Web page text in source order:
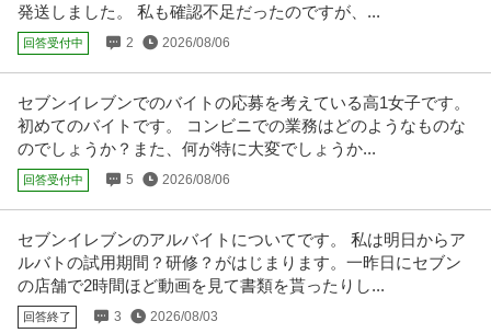
法人営業 ／ 「新規事業「ウォレッチョ」セールスリーダー職」－
提案の幅が広く介在価値の高い営業－
株式会社スコープ
年収500万円〜700万円
【職種】営業＞法人営業 【業種】IT・インターネット＞ソフトウエア ※会員
属性などに応じ、当該求人
…続きを見る
庭用・業務用ゲーム／NTTドコモのグループ企業
株式会社ジーン
新着 自社サービス 教育充実 年間休日100日以上
年収800万円〜1,000万円
【職種】ゲーム＞ゲームプログラマー 【業種】エンターテインメント＞ゲー
発送しました。 私も確認不足だったのですが、...
回答受付中 2 2026/08/06
セブンイレブンでのバイトの応募を考えている高1女子です。
初めてのバイトです。 コンビニでの業務はどのようなものな
のでしょうか？また、何が特に大変でしょうか...
回答受付中 5 2026/08/06
セブンイレブンのアルバイトについてです。 私は明日からア
ルバトの試用期間？研修？がはじまります。一昨日にセブン
の店舗で2時間ほど動画を見て書類を貰ったりし...
回答終了 3 2026/08/03